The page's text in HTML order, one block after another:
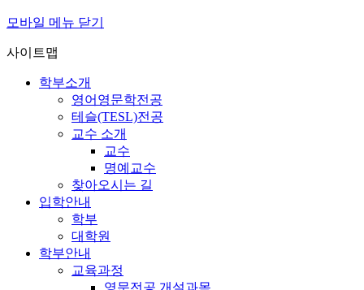
모바일 메뉴 닫기
사이트맵
학부소개
영어영문학전공
테슬(TESL)전공
교수 소개
교수
명예교수
찾아오시는 길
입학안내
학부
대학원
학부안내
교육과정
영문전공 개설과목